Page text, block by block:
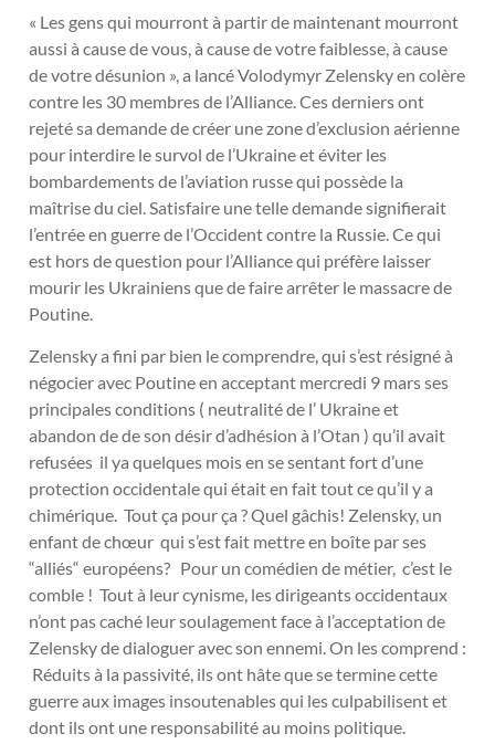
« Les gens qui mourront à partir de maintenant mourront
aussi à cause de vous, à cause de votre faiblesse, à cause
de votre désunion », a lancé Volodymyr Zelensky en colère
contre les 30 membres de l’Alliance. Ces derniers ont
rejeté sa demande de créer une zone d’exclusion aérienne
pour interdire le survol de l’Ukraine et éviter les
bombardements de l’aviation russe qui possède la
maîtrise du ciel. Satisfaire une telle demande signifierait
l’entrée en guerre de l’Occident contre la Russie. Ce qui
est hors de question pour l’Alliance qui préfère laisser
mourir les Ukrainiens que de faire arrêter le massacre de
Poutine.
Zelensky a fini par bien le comprendre, qui s’est résigné à
négocier avec Poutine en acceptant mercredi 9 mars ses
principales conditions ( neutralité de l’ Ukraine et
abandon de de son désir d’adhésion à l’Otan ) qu’il avait
refusées il ya quelques mois en se sentant fort d’une
protection occidentale qui était en fait tout ce qu’il y a
chimérique. Tout ça pour ça ? Quel gâchis! Zelensky, un
enfant de chœur qui s’est fait mettre en boîte par ses
“alliés“ européens? Pour un comédien de métier, c’est le
comble ! Tout à leur cynisme, les dirigeants occidentaux
n’ont pas caché leur soulagement face à l’acceptation de
Zelensky de dialoguer avec son ennemi. On les comprend :
Réduits à la passivité, ils ont hâte que se termine cette
guerre aux images insoutenables qui les culpabilisent et
dont ils ont une responsabilité au moins politique.